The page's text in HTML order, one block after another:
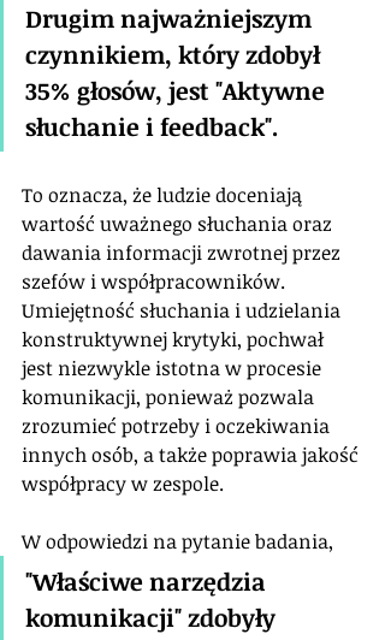
Drugim najważniejszym
czynnikiem, który zdobył
35% głosów, jest "Aktywne
słuchanie i feedback".
To oznacza, że ludzie doceniają
wartość uważnego słuchania oraz
dawania informacji zwrotnej przez
szefów i współpracowników.
Umiejętność słuchania i udzielania
konstruktywnej krytyki, pochwał
jest niezwykle istotna w procesie
komunikacji, ponieważ pozwala
zrozumieć potrzeby i oczekiwania
innych osób, a także poprawia jakość
współpracy w zespole.
W odpowiedzi na pytanie badania,
"Właściwe narzędzia
komunikacji" zdobyły